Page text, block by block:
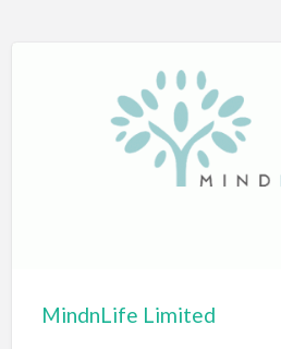
智力評估 IQ intelligence Assessment
社交訓練 Social Skill Training
職業治療師 Occupational Therapist
臨床心理學家 Clinical Psychologist
MindnLife Limited